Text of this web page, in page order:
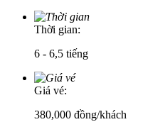
Thời gian:
6 - 6,5 tiếng
Giá vé:
380,000 đồng/khách